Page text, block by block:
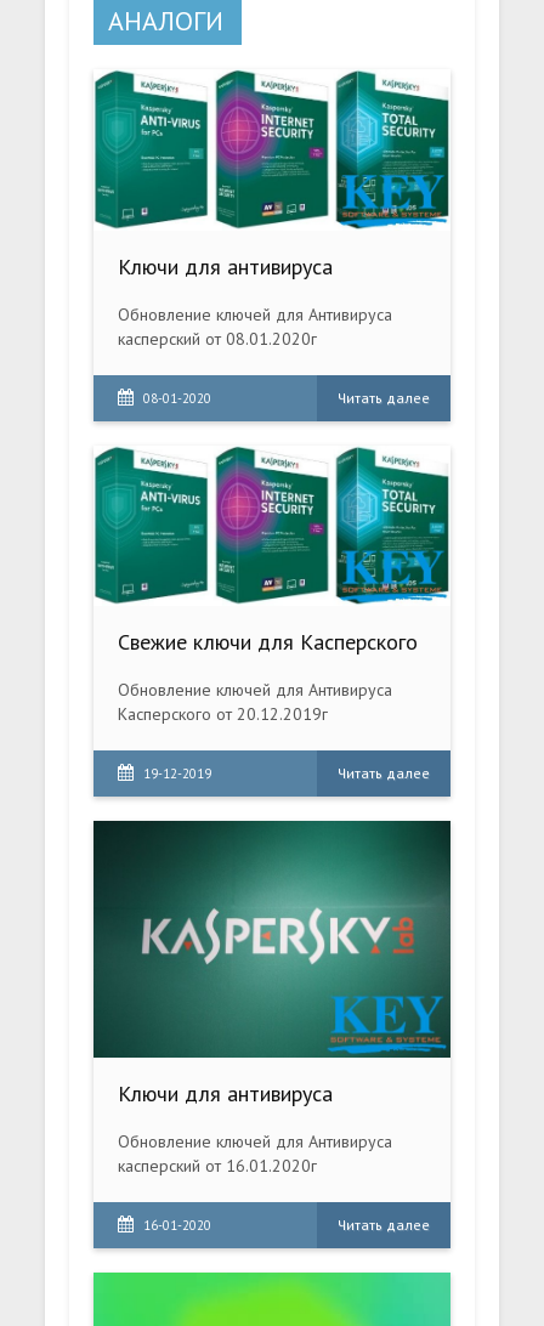
АНАЛОГИ
Ключи для антивируса
Обновление ключей для Антивируса
касперский от 08.01.2020г
08-01-2020 Читать далее
Свежие ключи для Касперского
Обновление ключей для Антивируса
Касперского от 20.12.2019г
19-12-2019 Читать далее
Ключи для антивируса
Обновление ключей для Антивируса
касперский от 16.01.2020г
16-01-2020 Читать далее